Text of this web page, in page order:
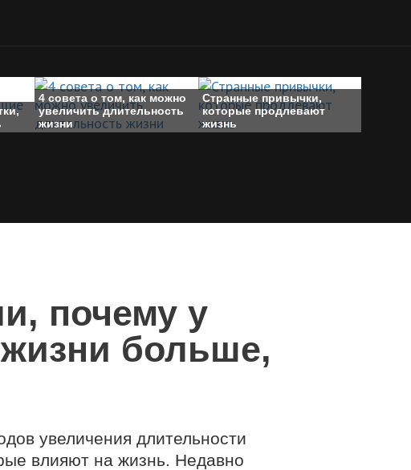
4 совета о том, как можно
увеличить длительность
жизни
Странные привычки,
которые продлевают
жизнь
почему у
больше,
увеличения длительности
влияют на жизнь. Недавно